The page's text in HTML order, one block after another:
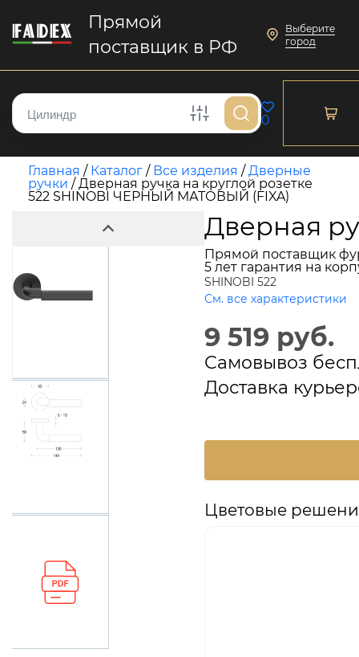
Прямой
поставщик в РФ
Выберите
город
0
Главная / Каталог / Все изделия /Дверные
ручки /Дверная ручка на круглой розетке
522 SHINOBI ЧЕРНЫЙ МАТОВЫЙ (FIXA)
Дверная
Прямой поставщик
5 лет гарантия на
SHINOBI 522
См. все характеристики
9 519 руб.
Самовывоз
Доставка
Цветовые